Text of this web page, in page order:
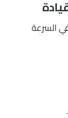
السرعة